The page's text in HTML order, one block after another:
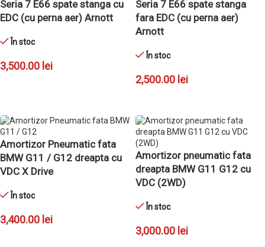
Seria 7 E66 spate stanga cu
EDC (cu perna aer) Arnott
În stoc
3,500.00 lei
Seria 7 E66 spate stanga
fara EDC (cu perna aer)
Arnott
În stoc
2,500.00 lei
Amortizor Pneumatic fata
BMW G11 / G12 dreapta cu
VDC X Drive
În stoc
3,400.00 lei
Amortizor pneumatic fata
dreapta BMW G11 G12 cu
VDC (2WD)
În stoc
3,000.00 lei